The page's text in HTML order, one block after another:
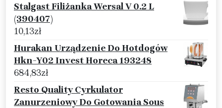
Stalgast Filiżanka Wersal V 0.2 L
(390407)
10,13zł
Hurakan Urządzenie Do Hotdogów
Hkn-Y02 Invest Horeca 193248
684,83zł
Resto Quality Cyrkulator
Zanurzeniowy Do Gotowania Sous